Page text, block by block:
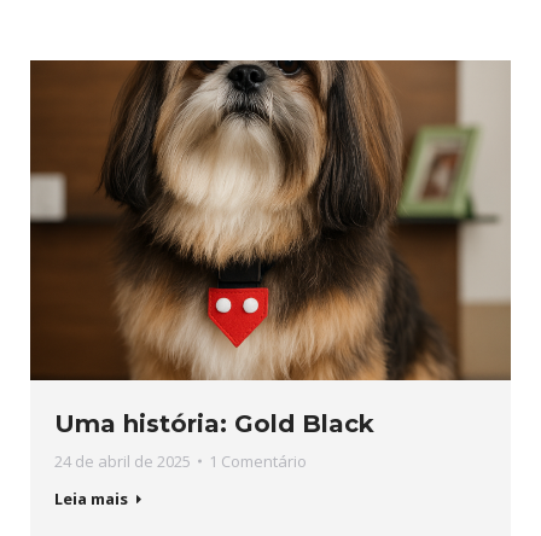
Uma história: Gold Black
24 de abril de 2025
1 Comentário
Leia mais